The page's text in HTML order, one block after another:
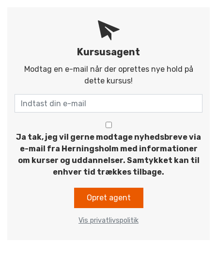
Kursusagent
Modtag en e-mail når der oprettes nye hold på
dette kursus!
Ja tak, jeg vil gerne modtage nyhedsbreve via
e-mail fra Herningsholm med informationer
om kurser og uddannelser. Samtykket kan til
enhver tid trækkes tilbage.
Opret agent
Vis privatlivspolitik